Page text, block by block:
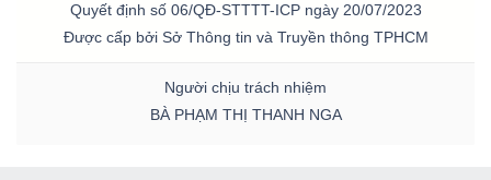
Quyết định số 06/QĐ-STTTT-ICP ngày 20/07/2023
Được cấp bởi Sở Thông tin và Truyền thông TPHCM
Người chịu trách nhiệm
BÀ PHẠM THỊ THANH NGA